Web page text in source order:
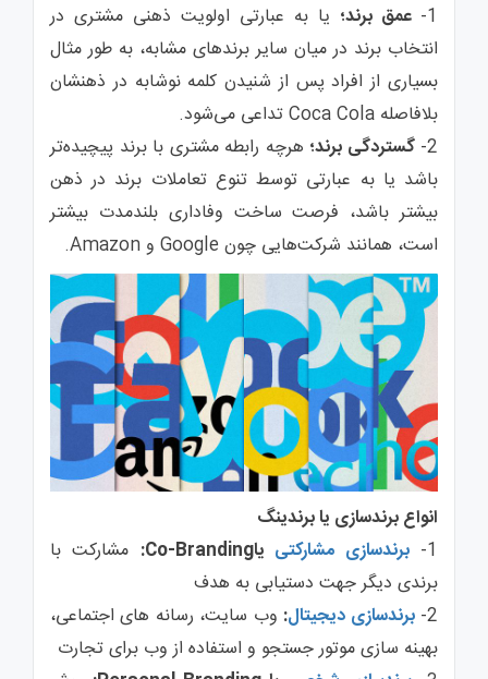
1- عمق برند؛ یا به عبارتی اولویت ذهنی مشتری در
انتخاب برند در میان سایر برندهای مشابه، به طور مثال
بسیاری از افراد پس از شنیدن کلمه نوشابه در ذهنشان
بلافاصله Coca Cola تداعی می‌شود.
2- گستردگی برند؛ هرچه رابطه مشتری با برند پیچیده‌تر
باشد یا به عبارتی توسط تنوع تعاملات برند در ذهن
بیشتر باشد، فرصت ساخت وفاداری بلندمدت بیشتر
است، همانند شرکت‌هایی چون Google و Amazon.
انواع برندسازی یا برندینگ
1-
برندسازی مشارکتی یاCo-Branding:
مشارکت با
برندی دیگر جهت دستیابی به هدف
2- برندسازی دیجیتال: وب سایت، رسانه های اجتماعی،
بهینه سازی موتور جستجو و استفاده از وب برای تجارت